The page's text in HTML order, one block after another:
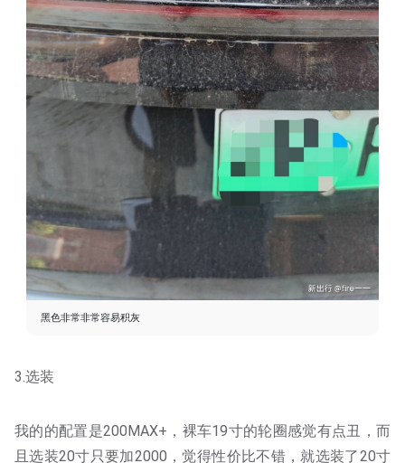
黑色非常非常容易积灰
3.选装
我的的配置是200MAX+，裸车19寸的轮圈感觉有点丑，而
且选装20寸只要加2000，觉得性价比不错，就选装了20寸